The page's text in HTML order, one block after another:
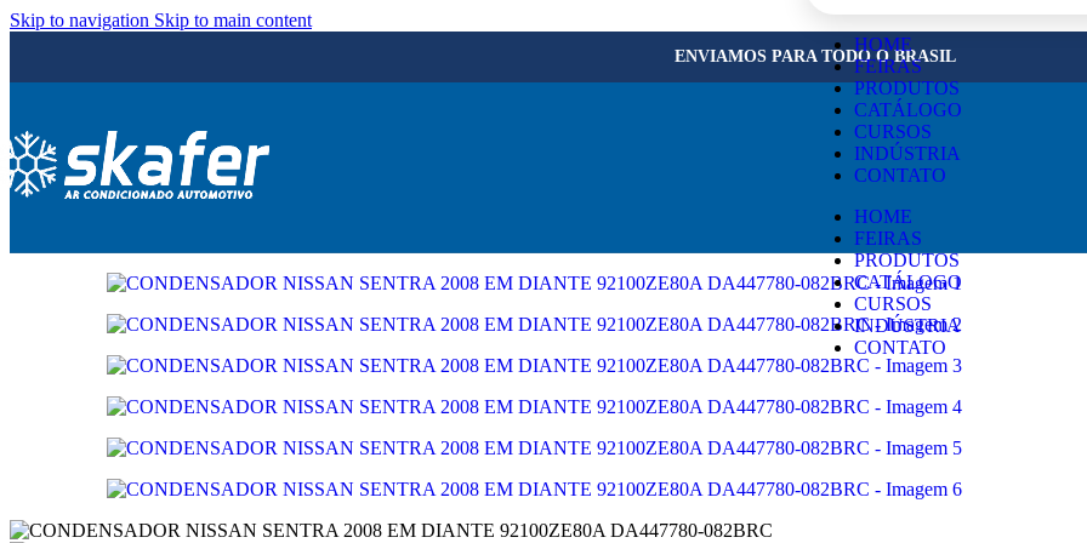
Skip to navigation Skip to main content
ENVIAMOS PARA TODO O BRASIL
HOME
FEIRAS
PRODUTOS
CATÁLOGO
CURSOS
INDÚSTRIA
CONTATO
HOME
FEIRAS
PRODUTOS
CATÁLOGO
CURSOS
INDÚSTRIA
CONTATO